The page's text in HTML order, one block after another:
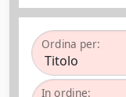
Ordina per:
In ordine: